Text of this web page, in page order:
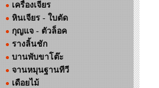
เครื่องเจียร
หินเจียร - ใบตัด
กุญแจ - ตัวล็อค
รางลิ้นชัก
บานพับขาโต๊ะ
จานหมุนฐานทีวี
เดือยไม้